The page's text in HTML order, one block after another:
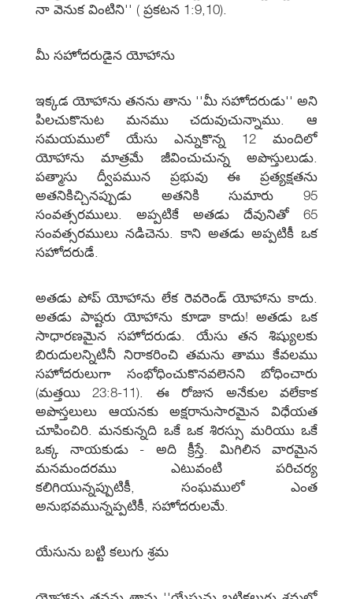
నా వెనుక వింటిని'' ( ప్రకటన 1:9,10).
మీ సహోదరుడైన యోహాను
ఇక్కడ యోహాను తనను తాను ''మీ సహోదరుడు'' అని
పిలచుకొనుట మనము చదువుచున్నాము. ఆ
సమయములో యేసు ఎన్నుకొన్న 12 మందిలో
యోహాను మాత్రమే జీవించుచున్న అపొస్తులుడు.
పత్మాసు ద్వీపమున ప్రభువు ఈ ప్రత్యక్షతను
అతనికిచ్చినప్పుడు అతనికి సుమారు 95
సంవత్సరములు. అప్పటికే అతడు దేవునితో 65
సంవత్సరములు నడిచెను. కాని అతడు అప్పటికీ ఒక
సహోదరుడే.
అతడు పోప్‌ యోహాను లేక రెవరెండ్‌ యోహాను కాదు.
అతడు పాష్టరు యోహాను కూడా కాదు! అతడు ఒక
సాధారణమైన సహోదరుడు. యేసు తన శిష్యులకు
బిరుదులన్నిటినీ నిరాకరించి తమను తాము కేవలము
సహోదరులుగా సంభోధించుకొనవలెనని బోధించారు
(మత్తయి 23:8-11). ఈ రోజున అనేకుల వలేకాక
అపొస్తలులు ఆయనకు అక్షరానుసారమైన విధేయత
చూపించిరి. మనకున్నది ఒకే ఒక శిరస్సు మరియు ఒకే
ఒక్క నాయకుడు - అది క్రీస్తే. మిగిలిన వారమైన
మనమందరము ఎటువంటి పరిచర్య
కలిగియున్నప్పుటికీ, సంఘములో ఎంత
అనుభవమున్నప్పటికీ, సహోదరులమే.
యేసును బట్టి కలుగు శ్రమ